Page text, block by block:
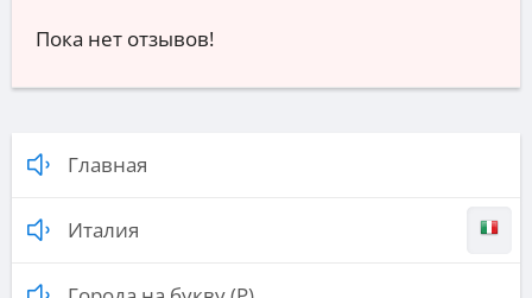
Пока нет отзывов!
Главная
Италия